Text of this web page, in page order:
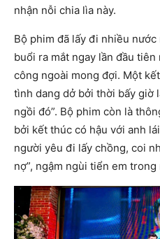
nhận nỗi chia lìa này.
Bộ phim đã lấy đi nhiều
buổi ra mắt ngay lần đầu tiên
công ngoài mong đợi. Một
tình dang dở bởi thời bấy giờ
ngồi đó”. Bộ phim còn là
bởi kết thúc có hậu với anh
người yêu đi lấy chồng, coi
nợ”, ngậm ngùi tiển em trong